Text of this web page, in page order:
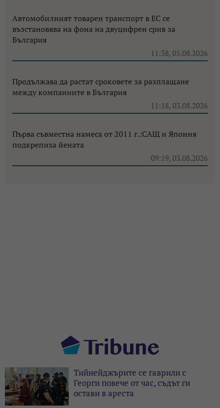
Автомобилният товарен транспорт в ЕС се
възстановява на фона на двуцифрен срив за
България
11:38, 05.08.2026
Продължава да растат сроковете за разплащане
между компаниите в България
11:18, 03.08.2026
Първа съвместна намеса от 2011 г.:САЩ и Япония
подкрепиха йената
09:19, 03.08.2026
Тийнейджърите се гаврили с
Георги повече от час, съдът ги
остави в ареста